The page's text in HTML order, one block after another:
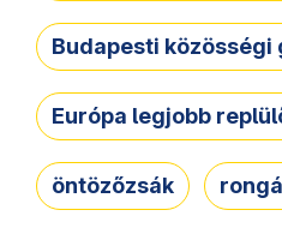
Budapesti közösségi
Európa legjobb
öntözőzsák